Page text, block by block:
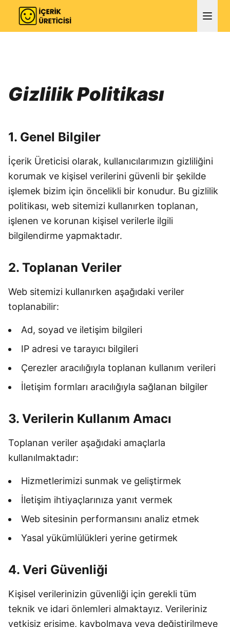
Gizlilik Politikası
1. Genel Bilgiler
İçerik Üreticisi olarak, kullanıcılarımızın gizliliğini
korumak ve kişisel verilerini güvenli bir şekilde
işlemek bizim için öncelikli bir konudur. Bu gizlilik
politikası, web sitemizi kullanırken toplanan,
işlenen ve korunan kişisel verilerle ilgili
bilgilendirme yapmaktadır.
2. Toplanan Veriler
Web sitemizi kullanırken aşağıdaki veriler
toplanabilir:
Ad, soyad ve iletişim bilgileri
IP adresi ve tarayıcı bilgileri
Çerezler aracılığıyla toplanan kullanım verileri
İletişim formları aracılığıyla sağlanan bilgiler
3. Verilerin Kullanım Amacı
Toplanan veriler aşağıdaki amaçlarla
kullanılmaktadır:
Hizmetlerimizi sunmak ve geliştirmek
İletişim ihtiyaçlarınıza yanıt vermek
Web sitesinin performansını analiz etmek
Yasal yükümlülükleri yerine getirmek
4. Veri Güvenliği
Kişisel verilerinizin güvenliği için gerekli tüm
teknik ve idari önlemleri almaktayız. Verileriniz
yetkisiz erişime, kaybolmaya veya değiştirilmeye